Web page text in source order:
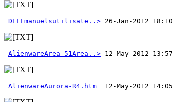
DELLmanuelsutilisate..>
AlienwareArea-51Area..>
AlienwareAurora-R4.htm